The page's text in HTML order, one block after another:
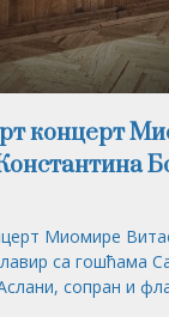
концерт
Миомирe
са гошћама
сопран и